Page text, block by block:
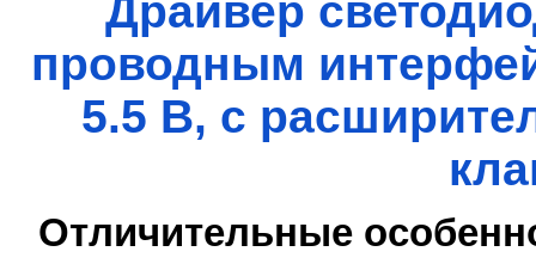
Драйвер
проводным
5.5 В, с
Отличительные